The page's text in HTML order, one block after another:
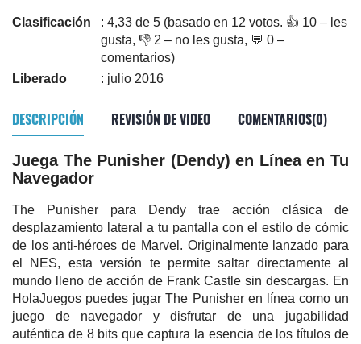
Clasificación
: 4,33 de 5 (basado en 12 votos. 👍 10 – les
gusta, 👎 2 – no les gusta, 💬 0 –
comentarios)
Liberado
: julio 2016
DESCRIPCIÓN REVISIÓN DE VIDEO COMENTARIOS(0)
Juega The Punisher (Dendy) en Línea en Tu
Navegador
The Punisher para Dendy trae acción clásica de
desplazamiento lateral a tu pantalla con el estilo de cómic
de los anti-héroes de Marvel. Originalmente lanzado para
el NES, esta versión te permite saltar directamente al
mundo lleno de acción de Frank Castle sin descargas. En
HolaJuegos puedes jugar The Punisher en línea como un
juego de navegador y disfrutar de una jugabilidad
auténtica de 8 bits que captura la esencia de los títulos de